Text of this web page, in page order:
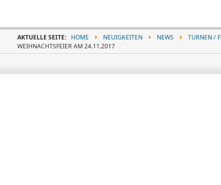
AKTUELLE SEITE: HOME NEUIGKEITEN NEWS
TURNEN /
WEIHNACHTSFEIER AM 24.11.2017